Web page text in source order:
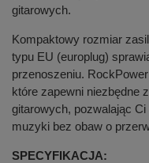
gitarowych.
Kompaktowy rozmiar
typu EU (europlug)
przenoszeniu.
które zapewni niezbędne
gitarowych, pozwalając
muzyki bez obaw o
SPECYFIKACJA: